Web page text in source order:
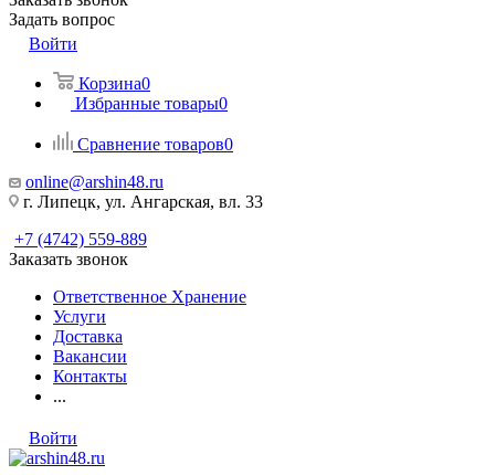
Задать вопрос
Войти
Корзина0
Избранные товары0
Сравнение товаров0
online@arshin48.ru
г. Липецк, ул. Ангарская, вл. 33
+7 (4742) 559-889
Заказать звонок
Ответственное Хранение
Услуги
Доставка
Вакансии
Контакты
...
Войти